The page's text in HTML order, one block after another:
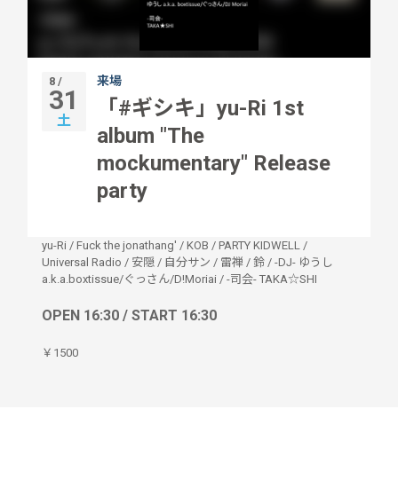
8 /
31
土
来場
「#ギシキ」yu-Ri 1st
album "The
mockumentary" Release
party
yu-Ri / Fuck the jonathang' / KOB / PARTY KIDWELL /
Universal Radio / 安隠 / 自分サン / 雷禅 / 鈴 / -DJ- ゆうし
a.k.a.boxtissue/ぐっさん/D!Moriai / -司会- TAKA☆SHI
OPEN 16:30 / START 16:30
￥1500